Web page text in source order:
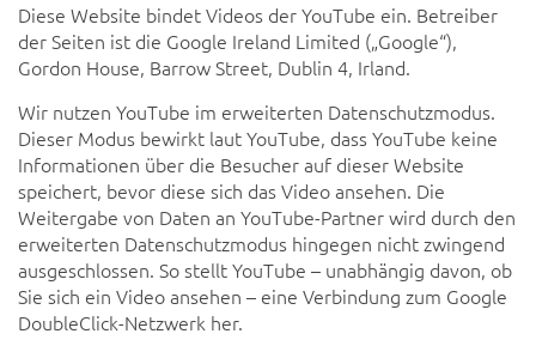
Diese Website bindet Videos der YouTube ein. Betreiber
der Seiten ist die Google Ireland Limited („Google“),
Gordon House, Barrow Street, Dublin 4, Irland.
Wir nutzen YouTube im erweiterten Datenschutzmodus.
Dieser Modus bewirkt laut YouTube, dass YouTube keine
Informationen über die Besucher auf dieser Website
speichert, bevor diese sich das Video ansehen. Die
Weitergabe von Daten an YouTube-Partner wird durch den
erweiterten Datenschutzmodus hingegen nicht zwingend
ausgeschlossen. So stellt YouTube – unabhängig davon, ob
Sie sich ein Video ansehen – eine Verbindung zum Google
DoubleClick-Netzwerk her.